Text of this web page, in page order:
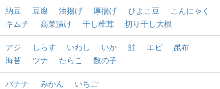
納豆 豆腐 油揚げ 厚揚げ ひよこ豆
こんにゃく
キムチ
高菜漬け 干し椎茸 切り干し大根
アジ しらす いわし いか 鮭 エビ
昆布
海苔
ツナ たらこ 数の子
バナナ みかん いちご